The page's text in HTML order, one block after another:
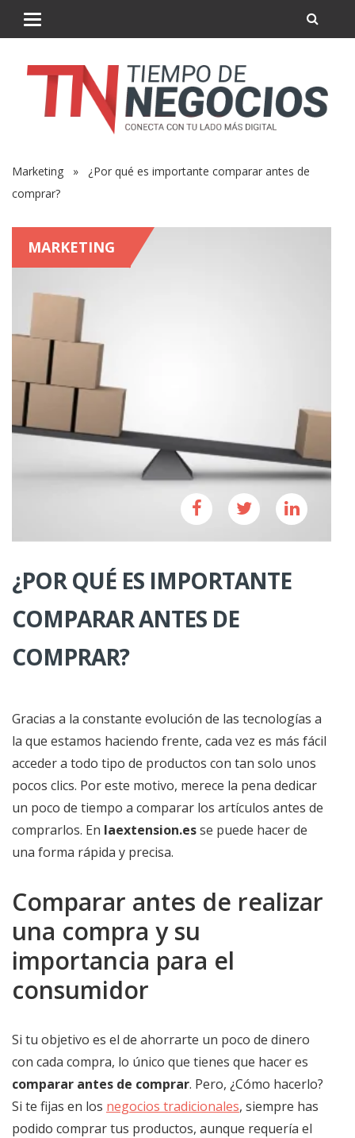
Marketing » ¿Por qué es importante comparar antes de
comprar?
MARKETING
¿POR QUÉ ES IMPORTANTE
COMPARAR ANTES DE
COMPRAR?
Gracias a la constante evolución de las tecnologías a
la que estamos haciendo frente, cada vez es más fácil
acceder a todo tipo de productos con tan solo unos
pocos clics. Por este motivo, merece la pena dedicar
un poco de tiempo a comparar los artículos antes de
comprarlos. En laextension.esse puede hacer de
una forma rápida y precisa.
Comparar antes de realizar
una compra y su
importancia para el
consumidor
Si tu objetivo es el de ahorrarte un poco de dinero
con cada compra, lo único que tienes que hacer es
comparar antes de comprar. Pero, ¿Cómo hacerlo?
Si te fijas en los negocios tradicionales, siempre has
podido comprar tus productos, aunque requería el